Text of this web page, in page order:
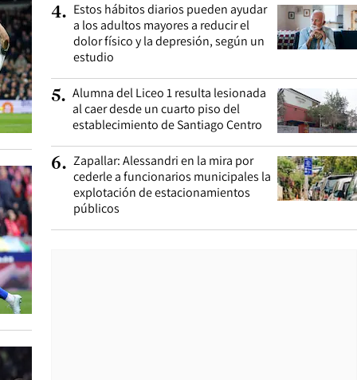
4. Estos hábitos diarios pueden ayudar
a los adultos mayores a reducir el
dolor físico y la depresión, según un
estudio
5. Alumna del Liceo 1 resulta lesionada
al caer desde un cuarto piso del
establecimiento de Santiago Centro
6. Zapallar: Alessandri en la mira por
cederle a funcionarios municipales la
explotación de estacionamientos
públicos